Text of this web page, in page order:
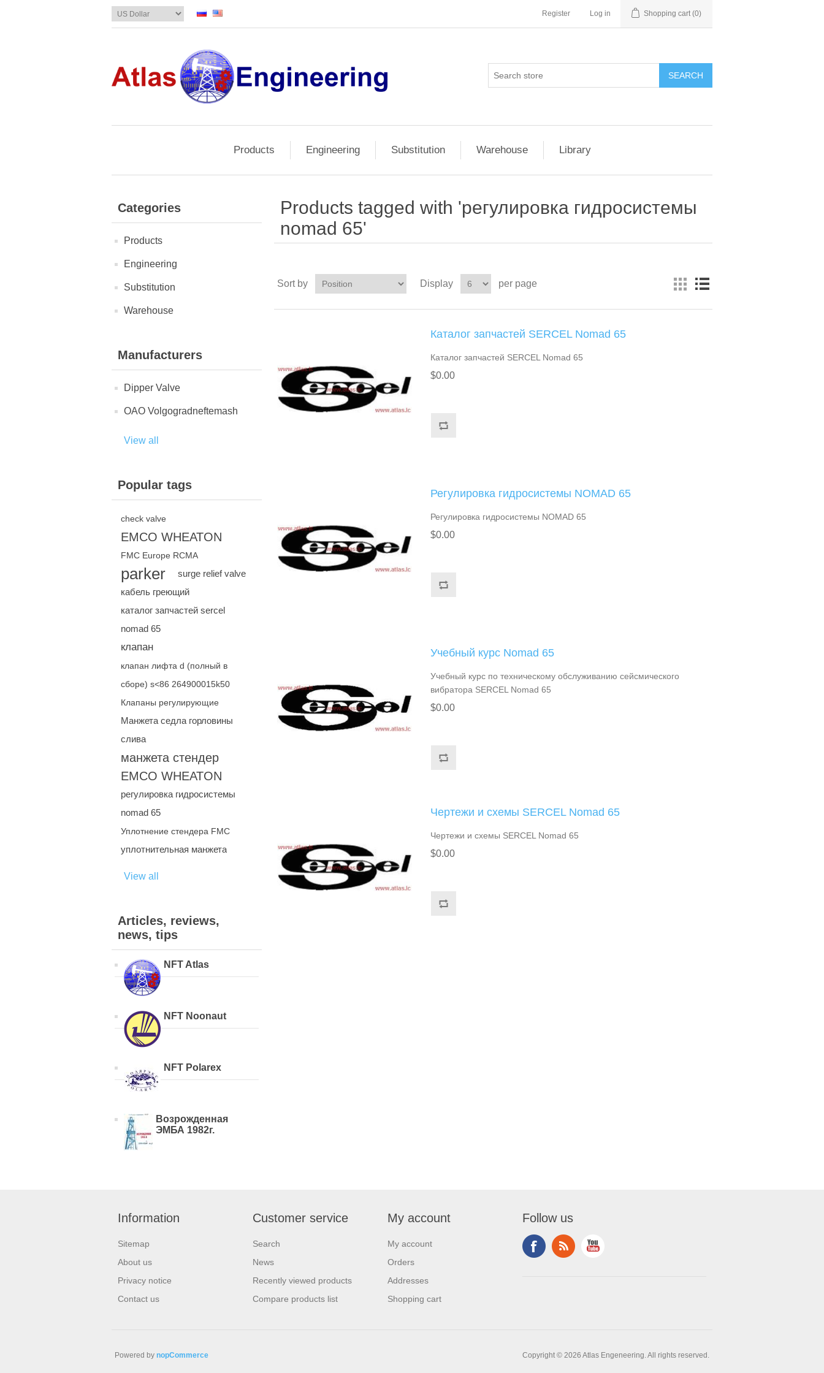
Register Log in Shopping cart (0)
Products Engineering Substitution Warehouse Library
Categories
Products
Engineering
Substitution
Warehouse
Manufacturers
Dipper Valve
OAO Volgogradneftemash
View all
Popular tags
check valve
EMCO WHEATON
FMC Europe RCMA
parker
surge relief valve
кабель греющий
каталог запчастей sercel
nomad 65
клапан
клапан лифта d (полный в
сборе) s<86 264900015k50
Клапаны регулирующие
Манжета седла горловины
слива
манжета стендер
EMCO WHEATON
регулировка гидросистемы
nomad 65
Уплотнение стендера FMC
уплотнительная манжета
View all
Articles, reviews,
news, tips
NFT Atlas
NFT Noonaut
NFT Polarex
Возрожденная
ЭМБА 1982г.
Products tagged with 'регулировка гидросистемы
nomad 65'
Sort by Display per page
Каталог запчастей SERCEL Nomad 65
Каталог запчастей SERCEL Nomad 65
$0.00
Регулировка гидросистемы NOMAD 65
Регулировка гидросистемы NOMAD 65
$0.00
Учебный курс Nomad 65
Учебный курс по техническому обслуживанию сейсмического
вибратора SERCEL Nomad 65
$0.00
Чертежи и схемы SERCEL Nomad 65
Чертежи и схемы SERCEL Nomad 65
$0.00
Information
Sitemap
About us
Privacy notice
Contact us
Customer service
Search
News
Recently viewed products
Compare products list
My account
My account
Orders
Addresses
Shopping cart
Follow us
Copyright © 2026 Atlas Engeneering. All rights reserved.
Powered by nopCommerce